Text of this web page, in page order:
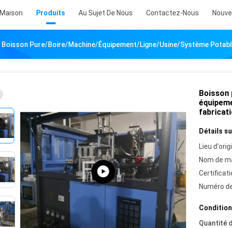
Maison Produits Au Sujet De Nous Contactez-Nous
Boisson Pure/boire/machine/équipement/ligne/usine/système
Boisson
Détails
Lieu
Nom de
Numéro
Quantité